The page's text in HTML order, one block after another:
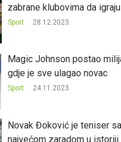
zabrane klubovima da
Sport 28.12.2023.
Magic Johnson postao
gdje je sve ulagao novac
Sport 24.11.2023.
Novak Đoković je teniser sa
najvećom zaradom u istoriji